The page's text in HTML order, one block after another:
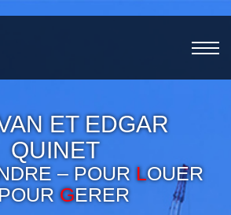
ET EDGAR
QUINET
– POUR LOUER
GERER